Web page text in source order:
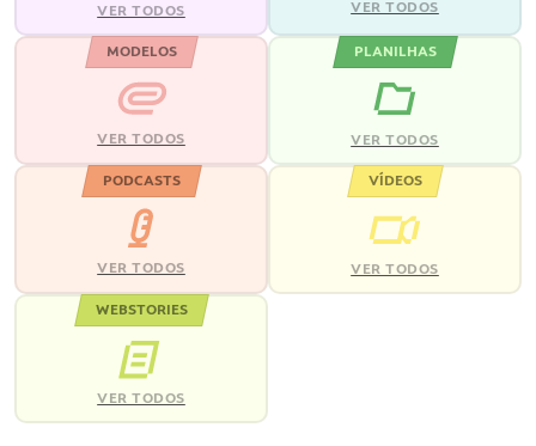
VER TODOS VER TODOS
MODELOS
VER TODOS
PLANILHAS
VER TODOS
PODCASTS
VER TODOS
VÍDEOS
VER TODOS
WEBSTORIES
VER TODOS